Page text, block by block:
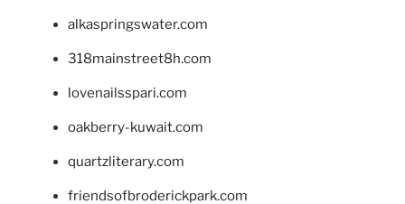
alkaspringswater.com
318mainstreet8h.com
lovenailsspari.com
oakberry-kuwait.com
quartzliterary.com
friendsofbroderickpark.com